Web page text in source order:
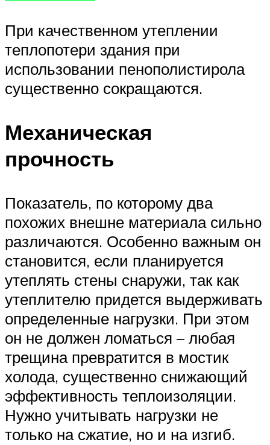
При качественном утеплении
теплопотери здания при
использовании пенополистирола
существенно сокращаются.
Механическая
прочность
Показатель, по которому два
похожих внешне материала сильно
различаются. Особенно важным он
становится, если планируется
утеплять стены снаружи, так как
утеплителю придется выдерживать
определенные нагрузки. При этом
он не должен ломаться – любая
трещина превратится в мостик
холода, существенно снижающий
эффективность теплоизоляции.
Нужно учитывать нагрузки не
только на сжатие, но и на изгиб.